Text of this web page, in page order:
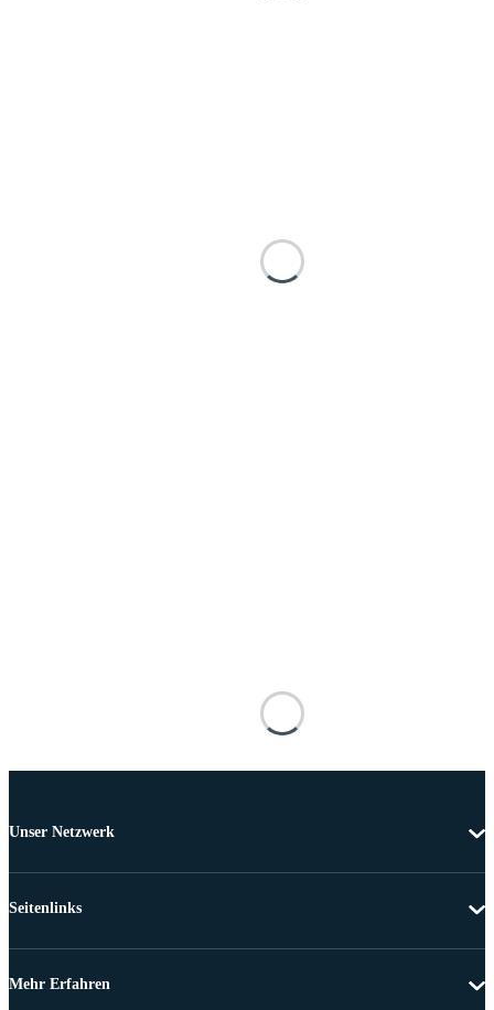
Unser Netzwerk
Seitenlinks
Mehr Erfahren